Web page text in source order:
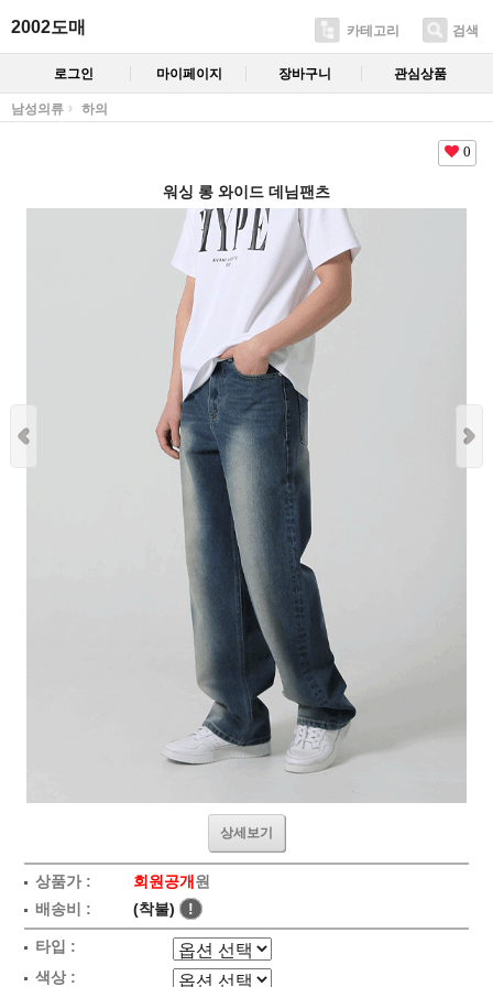
2002도매 카테고리 검색
로그인 마이페이지 장바구니 관심상품
남성의류 하의
0
워싱 롱 와이드 데님팬츠
상세보기
상품가 : 회원공개원
배송비 :
(착불) !
타입 :
색상 :